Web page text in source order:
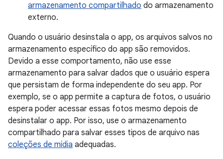
armazenamento compartilhado do armazenamento
externo.
Quando o usuário desinstala o app, os arquivos salvos no
armazenamento específico do app são removidos.
Devido a esse comportamento, não use esse
armazenamento para salvar dados que o usuário espera
que persistam de forma independente do seu app. Por
exemplo, se o app permite a captura de fotos, o usuário
espera poder acessar essas fotos mesmo depois de
desinstalar o app. Por isso, use o armazenamento
compartilhado para salvar esses tipos de arquivo nas
coleções de mídia adequadas.